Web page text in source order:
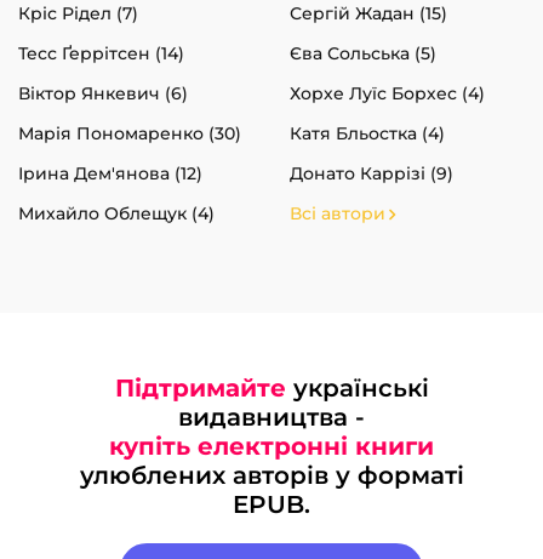
Кріс Рідел (7)
Сергій Жадан (15)
Тесс Ґеррітсен (14)
Єва Сольська (5)
Віктор Янкевич (6)
Хорхе Луїс Борхес (4)
Марія Пономаренко (30)
Катя Бльостка (4)
Ірина Дем'янова (12)
Донато Каррізі (9)
Михайло Облещук (4)
Всі автори
Підтримайте українські
видавництва -
купіть електронні книги
улюблених авторів у форматі
EPUB.